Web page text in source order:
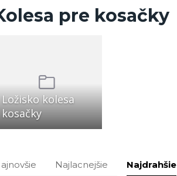
pre kosačky
Ložisko kolesa
kosačky
Najlacnejšie Najdrahšie